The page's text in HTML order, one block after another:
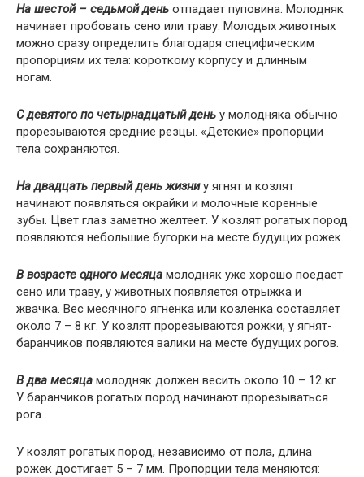
На шестой – седьмой день отпадает пуповина. Молодняк
начинает пробовать сено или траву. Молодых животных
можно сразу определить благодаря специфическим
пропорциям их тела: короткому корпусу и длинным
ногам.
С девятого по четырнадцатый день у молодняка обычно
прорезываются средние резцы. «Детские» пропорции
тела сохраняются.
На двадцать первый день жизниу ягнят и козлят
начинают появляться окрайки и молочные коренные
зубы. Цвет глаз заметно желтеет. У козлят рогатых пород
появляются небольшие бугорки на месте будущих рожек.
В возрасте одного месяца молодняк уже хорошо поедает
сено или траву, у животных появляется отрыжка и
жвачка. Вес месячного ягненка или козленка составляет
около 7 – 8 кг. У козлят прорезываются рожки, у ягнят-
баранчиков появляются валики на месте будущих рогов.
В два месяца молодняк должен весить около 10 – 12 кг.
У баранчиков рогатых пород начинают прорезываться
рога.
У козлят рогатых пород, независимо от пола, длина
рожек достигает 5 – 7 мм. Пропорции тела меняются: